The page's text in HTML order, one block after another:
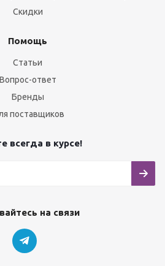
Скидки
Помощь
Статьи
Вопрос-ответ
Бренды
поставщиков
всегда в курсе!
на связи